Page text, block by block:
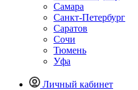
Самара
Санкт-Петербург
Саратов
Сочи
Тюмень
Уфа
Личный кабинет